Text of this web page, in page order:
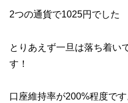
2つの通貨で1025円でした
とりあえず一旦は落ち着い
す！
口座維持率が200%程度です